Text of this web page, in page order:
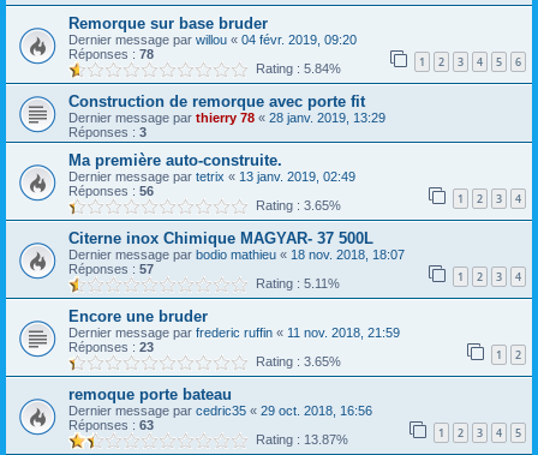
Remorque sur base bruder
Dernier message par willou « 04 févr. 2019, 09:20
Réponses : 78 1 2 3 4 5 6
Rating : 5.84%
Construction de remorque avec porte fit
Dernier message par thierry 78 « 28 janv. 2019, 13:29
Réponses : 3
Ma première auto-construite.
Dernier message par tetrix « 13 janv. 2019, 02:49
Réponses : 56 1 2 3 4
Rating : 3.65%
Citerne inox Chimique MAGYAR- 37 500L
Dernier message par bodio mathieu « 18 nov. 2018, 18:07
Réponses : 57 1 2 3 4
Rating : 5.11%
Encore une bruder
Dernier message par frederic ruffin « 11 nov. 2018, 21:59
Réponses : 23 1 2
Rating : 3.65%
remoque porte bateau
Dernier message par cedric35 « 29 oct. 2018, 16:56
Réponses : 63 1 2 3 4 5
Rating : 13.87%